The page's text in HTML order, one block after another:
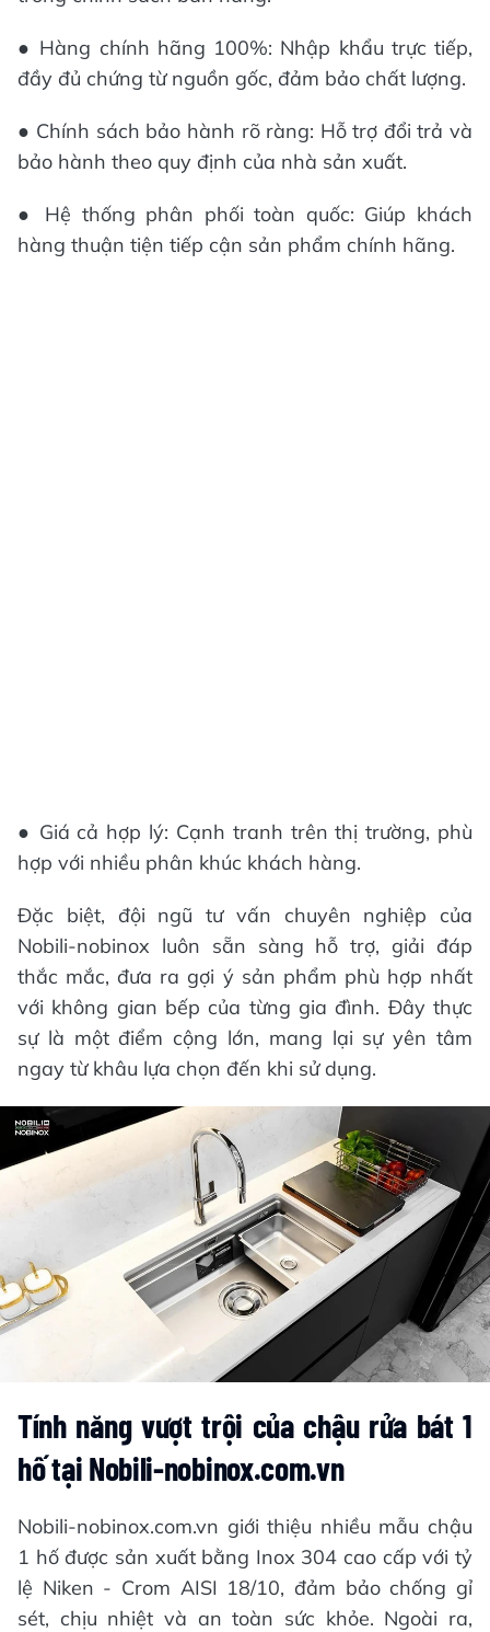
● Hàng chính hãng 100%: Nhập khẩu trực tiếp,
đầy đủ chứng từ nguồn gốc, đảm bảo chất lượng.
● Chính sách bảo hành rõ ràng: Hỗ trợ đổi trả và
bảo hành theo quy định của nhà sản xuất.
● Hệ thống phân phối toàn quốc: Giúp khách
hàng thuận tiện tiếp cận sản phẩm chính hãng.
● Giá cả hợp lý: Cạnh tranh trên thị trường, phù
hợp với nhiều phân khúc khách hàng.
Đặc biệt, đội ngũ tư vấn chuyên nghiệp của
Nobili-nobinox luôn sẵn sàng hỗ trợ, giải đáp
thắc mắc, đưa ra gợi ý sản phẩm phù hợp nhất
với không gian bếp của từng gia đình. Đây thực
sự là một điểm cộng lớn, mang lại sự yên tâm
ngay từ khâu lựa chọn đến khi sử dụng.
Tính năng vượt trội của chậu rửa bát 1
hố tại Nobili-nobinox.com.vn
Nobili-nobinox.com.vn giới thiệu nhiều mẫu chậu
1 hố được sản xuất bằng Inox 304 cao cấp với tỷ
lệ Niken - Crom AISI 18/10, đảm bảo chống gỉ
sét, chịu nhiệt và an toàn sức khỏe. Ngoài ra,